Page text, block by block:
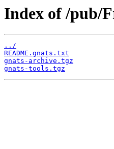
Index of /pub/
../
README.gnats.txt
gnats-archive.tgz
gnats-tools.tgz